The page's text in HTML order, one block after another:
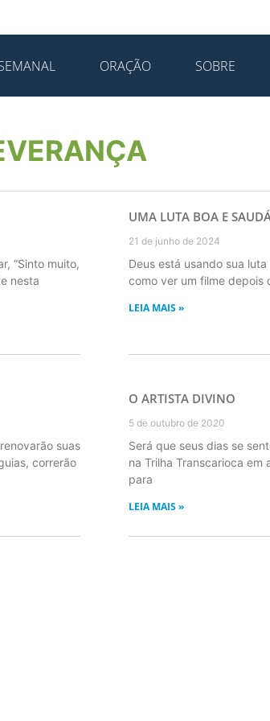
ORAÇÃO SOBRE
“Sinto muito,
nesta
UMA LUTA BOA E
21 de junho de 2024
Deus está usando sua
como ver um filme depois
LEIA MAIS »
suas
correrão
O ARTISTA DIVINO
5 de outubro de 2020
Será que seus dias se
na Trilha Transcarioca em
para
LEIA MAIS »